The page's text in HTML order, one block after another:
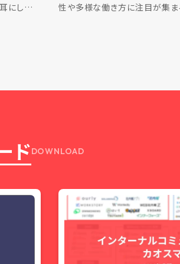
にしま
性や多様な働き方に注目が集ま
ドDOWNLOAD